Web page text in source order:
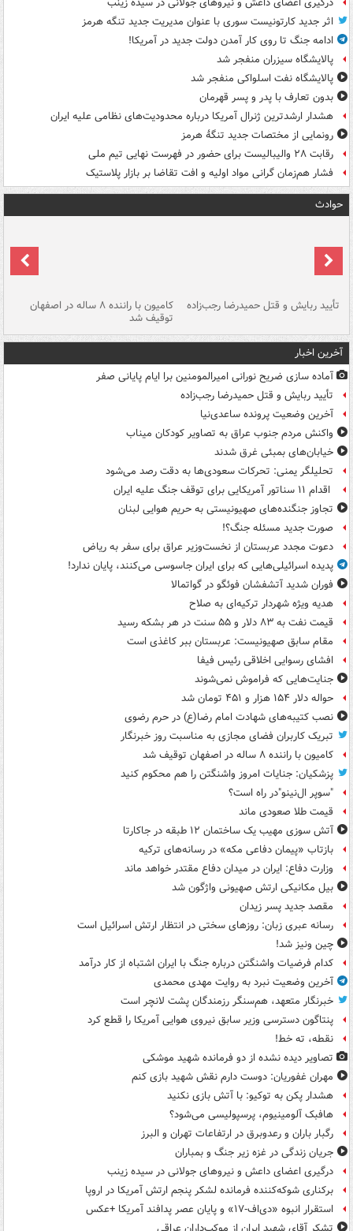
اثر جدید کارتونیست سوری با عنوان مدیریت جدید تنگه هرمز
ادامه جنگ تا روی کار آمدن دولت جدید در آمریکا!
پالایشگاه سیزران منفجر شد
پالایشگاه نفت اسلواکی منفجر شد
بدون تعارف با پدر و پسر قهرمان
هشدار ارشدترین ژنرال آمریکا درباره محدودیت‌های نظامی علیه ایران
رونمایی از مختصات جدید تنگۀ هرمز
رقابت ۲۸ والیبالیست برای حضور در فهرست نهایی تیم ملی
فشار هم‌زمان گرانی مواد اولیه و افت تقاضا بر بازار پلاستیک
حوادث
تأیید ربایش و قتل حمیدرضا رجب‌زاده کامیون با راننده ۸ ساله در اصفهان
توقیف شد
آخرین اخبار
آماده سازی ضریح نورانی امیرالمومنین برا ایام پایانی صفر
تأیید ربایش و قتل حمیدرضا رجب‌زاده
آخرین وضعیت پرونده ساعدی‌نیا
واکنش مردم جنوب عراق به تصاویر کودکان میناب
خیابان‌های بمبئی غرق شدند
تحلیلگر یمنی: تحرکات سعودی‌ها به دقت رصد می‌شود
اقدام ۱۱ سناتور آمریکایی برای توقف جنگ علیه ایران
تجاوز جنگنده‌های صهیونیستی به حریم هوایی لبنان
صورت جدید مسئله جنگ؟!
دعوت مجدد عربستان از نخست‌وزیر عراق برای سفر به ریاض
پدیده اسرائیلی‌هایی که برای ایران جاسوسی می‌کنند، پایان ندارد!
فوران شدید آتشفشان فوئگو در گواتمالا
هدیه ویژه شهردار ترکیه‌ای به صلاح
قیمت نفت به ۸۳ دلار و ۵۵ سنت در هر بشکه رسید
مقام سابق صهیونیست: عربستان ببر کاغذی است
افشای رسوایی اخلاقی رئیس فیفا
جنایت‌هایی که فراموش نمی‌شوند
حواله دلار ۱۵۴ هزار و ۴۵۱ تومان شد
نصب کتیبه‌های شهادت امام رضا(ع) در حرم رضوی
تبریک کاربران فضای مجازی به مناسبت روز خبرنگار
کامیون با راننده ۸ ساله در اصفهان توقیف شد
پزشکیان: جنایات امروز واشنگتن را هم محکوم کنید
"سوپر ال‌نینو"در راه است؟
قیمت طلا صعودی ماند
آتش سوزی مهیب یک ساختمان ۱۲ طبقه در جاکارتا
بازتاب «پیمان دفاعی مکه» در رسانه‌های ترکیه
وزارت دفاع: ایران در میدان دفاع مقتدر خواهد ماند
بیل مکانیکی ارتش صهیونی واژگون شد
مقصد جدید پسر زیدان
رسانه عبری زبان: روزهای سختی در انتظار ارتش اسرائیل است
چین ونیز شد!
کدام فرضیات واشنگتن درباره جنگ با ایران اشتباه از کار درآمد
آخرین وضعیت نبرد به روایت مهدی محمدی
خبرنگار متعهد، هم‌سنگر رزمندگان پشت لانچر است
پنتاگون دسترسی وزیر سابق نیروی هوایی آمریکا را قطع کرد
نقطه، ته خط!
تصاویر دیده‌ نشده از دو فرمانده شهید موشکی
مهران غفوریان: دوست دارم نقش شهید بازی کنم
هشدار پکن به توکیو: با آتش بازی نکنید
هافبک آلومینیوم، پرسپولیسی می‌شود؟
رگبار باران و رعدوبرق در ارتفاعات تهران و البرز
جریان زندگی در غزه زیر جنگ و بمباران
درگیری اعضای داعش و نیروهای جولانی در سیده زینب
برکناری شوکه‌کننده فرمانده لشکر پنجم ارتش آمریکا در اروپا
استقرار انبوه «دی‌اف‑۱۷» و پایان عصر پدافند آمریکا +عکس